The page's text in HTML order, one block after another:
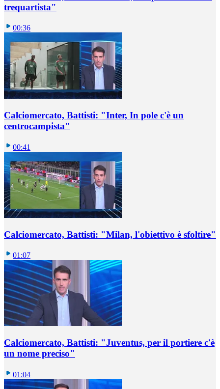
trequartista"
00:36
Calciomercato, Battisti: "Inter, In pole c'è un
centrocampista"
00:41
Calciomercato, Battisti: "Milan, l'obiettivo è sfoltire"
01:07
Calciomercato, Battisti: "Juventus, per il portiere c'è
un nome preciso"
01:04